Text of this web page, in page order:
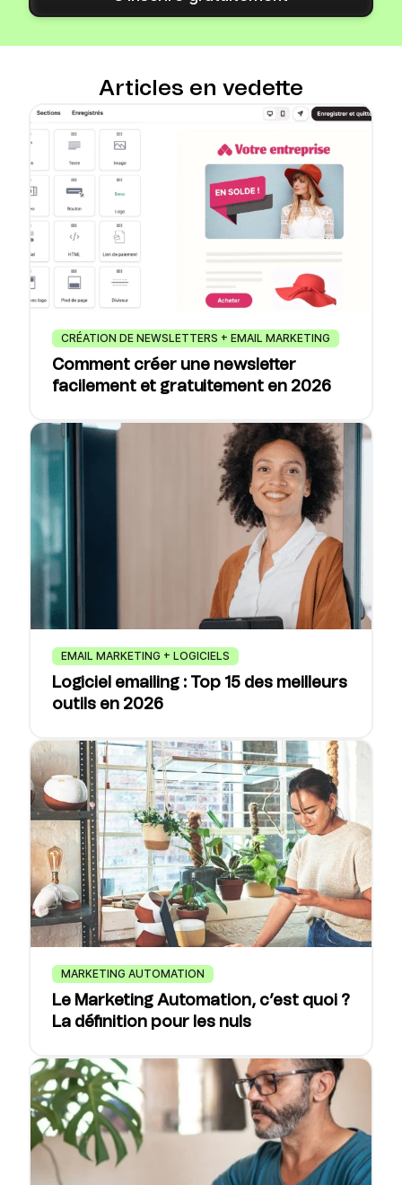
Articles en vedette
CRÉATION DE NEWSLETTERS + EMAIL MARKETING
Comment créer une newsletter
facilement et gratuitement en 2026
EMAIL MARKETING + LOGICIELS
Logiciel emailing : Top 15 des meilleurs
outils en 2026
MARKETING AUTOMATION
Le Marketing Automation, c’est quoi ?
La définition pour les nuls